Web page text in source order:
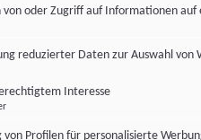
von oder Zugriff auf Informationen auf
reduzierter Daten zur Auswahl von
Interesse
von Profilen für personalisierte